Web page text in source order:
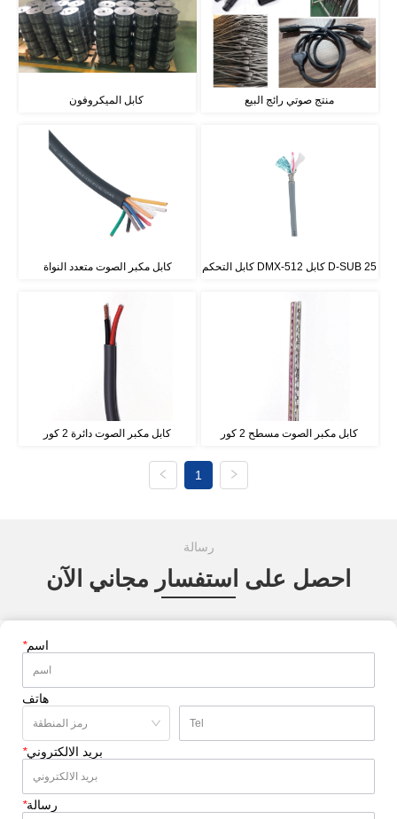
كابل الميكروفون منتج صوتي رائج البيع
كابل مكبر الصوت متعدد النواة كابل التحكم DMX-512 كابل D-SUB 25
كابل مكبر الصوت دائرة 2 كور كابل مكبر الصوت مسطح 2 كور
1
رسالة
احصل على استفسار مجاني الآن
*اسم
هاتف
*بريد الالكتروني
*رسالة